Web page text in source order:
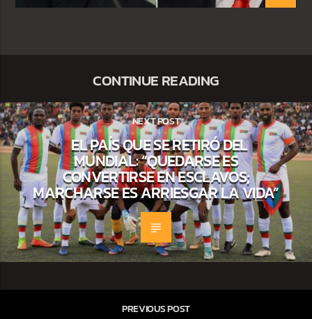
CONTINUE READING
NEXT POST
EL PAÍS QUE SE RETIRÓ DEL
MUNDIAL: “QUEDARSE ES
CONVERTIRSE EN ESCLAVOS;
MARCHARSE ES ARRIESGAR LA VIDA”
PREVIOUS POST